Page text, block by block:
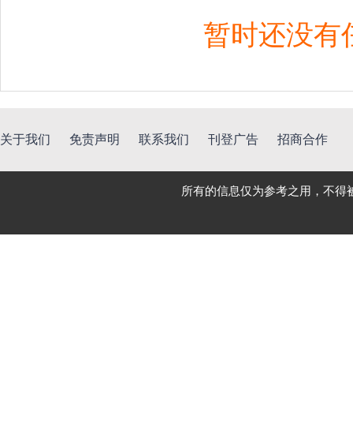
暂时还没有
关于我们 免责声明 联系我们 刊登广告 招商合作
所有的信息仅为参考之用，不